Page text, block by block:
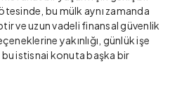
bu mülk aynı zamanda
ve uzun vadeli finansal güvenlik
yakınlığı, günlük işe
istisnai konuta başka bir